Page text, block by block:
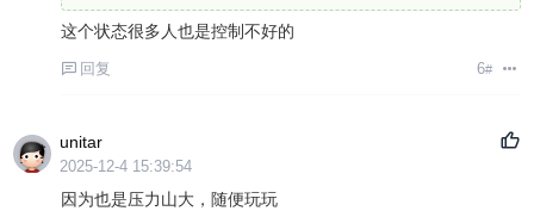
这个状态很多人也是控制不好的
回复 6#
unitar
2025-12-4 15:39:54
因为也是压力山大，随便玩玩